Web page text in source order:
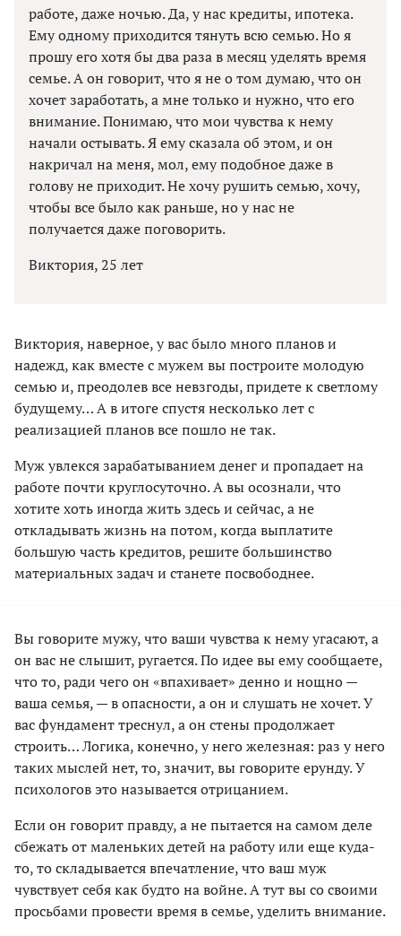
работе, даже ночью. Да, у нас кредиты, ипотека.
Ему одному приходится тянуть всю семью. Но я
прошу его хотя бы два раза в месяц уделять время
семье. А он говорит, что я не о том думаю, что он
хочет заработать, а мне только и нужно, что его
внимание. Понимаю, что мои чувства к нему
начали остывать. Я ему сказала об этом, и он
накричал на меня, мол, ему подобное даже в
голову не приходит. Не хочу рушить семью, хочу,
чтобы все было как раньше, но у нас не
получается даже поговорить.
Виктория, 25 лет
Виктория, наверное, у вас было много планов и
надежд, как вместе с мужем вы построите молодую
семью и, преодолев все невзгоды, придете к светлому
будущему… А в итоге спустя несколько лет с
реализацией планов все пошло не так.
Муж увлекся зарабатыванием денег и пропадает на
работе почти круглосуточно. А вы осознали, что
хотите хоть иногда жить здесь и сейчас, а не
откладывать жизнь на потом, когда выплатите
большую часть кредитов, решите большинство
материальных задач и станете посвободнее.
Вы говорите мужу, что ваши чувства к нему угасают, а
он вас не слышит, ругается. По идее вы ему сообщаете,
что то, ради чего он «впахивает» денно и нощно —
ваша семья, — в опасности, а он и слушать не хочет. У
вас фундамент треснул, а он стены продолжает
строить… Логика, конечно, у него железная: раз у него
таких мыслей нет, то, значит, вы говорите ерунду. У
психологов это называется отрицанием.
Если он говорит правду, а не пытается на самом деле
сбежать от маленьких детей на работу или еще куда-
то, то складывается впечатление, что ваш муж
чувствует себя как будто на войне. А тут вы со своими
просьбами провести время в семье, уделить внимание.